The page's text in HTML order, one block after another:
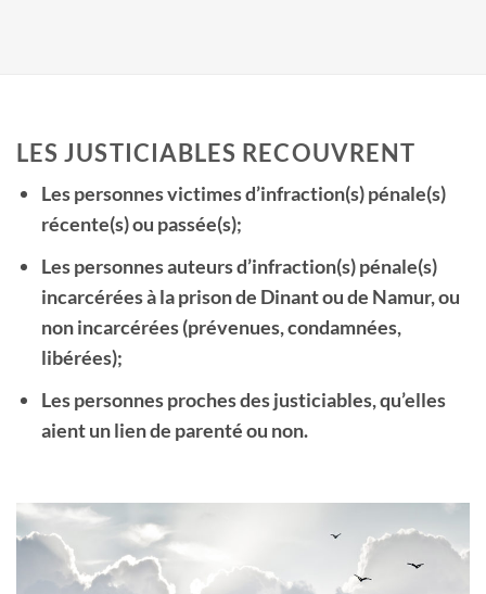
LES JUSTICIABLES RECOUVRENT
Les personnes victimes d’infraction(s) pénale(s)
récente(s) ou passée(s);
Les personnes auteurs d’infraction(s) pénale(s)
incarcérées à la prison de Dinant ou de Namur, ou
non incarcérées (prévenues, condamnées,
libérées);
Les personnes proches des justiciables, qu’elles
aient un lien de parenté ou non.